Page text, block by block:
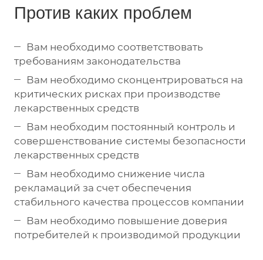
Против каких проблем
Вам необходимо соответствовать
требованиям законодательства
Вам необходимо сконцентрироваться на
критических рисках при производстве
лекарственных средств
Вам необходим постоянный контроль и
совершенствование системы безопасности
лекарственных средств
Вам необходимо снижение числа
рекламаций за счет обеспечения
стабильного качества процессов компании
Вам необходимо повышение доверия
потребителей к производимой продукции